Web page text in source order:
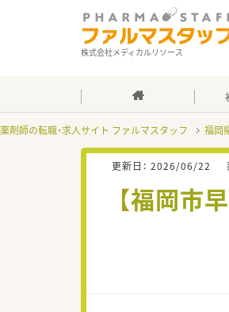
株式会社メディカルリソース
薬剤師の転職・求人サイト ファルマスタッフ 福岡
更新日： 2026/06/22
【福岡市